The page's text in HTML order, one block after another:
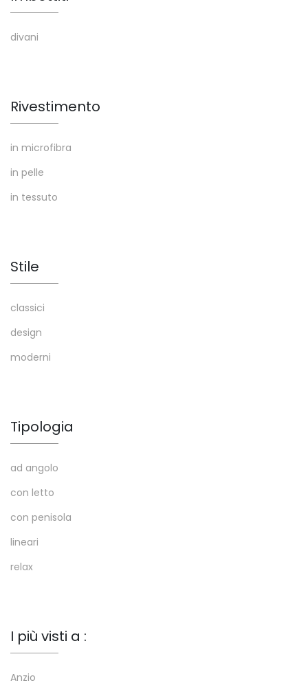
divani
Rivestimento
in microfibra
in pelle
in tessuto
Stile
classici
design
moderni
Tipologia
ad angolo
con letto
con penisola
lineari
relax
I più visti a :
Anzio